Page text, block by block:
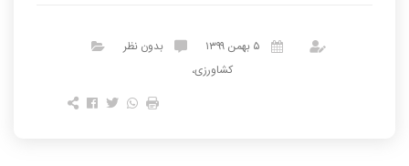
بدون نظر
کشاورزی،